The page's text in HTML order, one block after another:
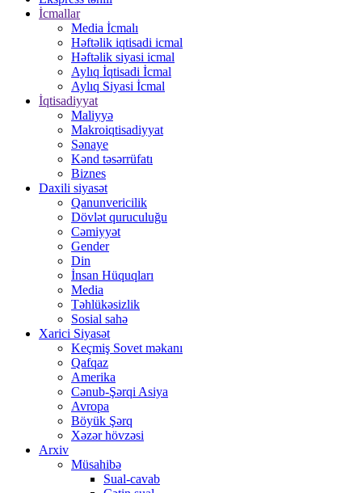
İcmallar
Media İcmalı
Həftəlik iqtisadi icmal
Həftəlik siyasi icmal
Aylıq İqtisadi İcmal
Aylıq Siyasi İcmal
İqtisadiyyat
Maliyyə
Makroiqtisadiyyat
Sənaye
Kənd təsərrüfatı
Biznes
Daxili siyasət
Qanunvericilik
Dövlət quruculuğu
Cəmiyyət
Gender
Din
İnsan Hüquqları
Media
Təhlükəsizlik
Sosial sahə
Xarici Siyasət
Keçmiş Sovet məkanı
Qafqaz
Amerika
Cənub-Şərqi Asiya
Avropa
Böyük Şərq
Xəzər hövzəsi
Arxiv
Müsahibə
Sual-cavab